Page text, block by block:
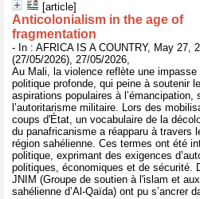
[article]
Anticolonialism in the age of
fragmentation
- In : AFRICA IS A COUNTRY, May 27,
(27/05/2026), 27/05/2026,
Au Mali, la violence reflète une impasse
politique profonde, qui peine à soutenir
aspirations populaires à l’émancipation,
l’autoritarisme militaire. Lors des
coups d'État, un vocabulaire de la
du panafricanisme a réapparu à travers
région sahélienne. Ces termes ont été
politique, exprimant des exigences
politiques, économiques et de sécurité.
JNIM (Groupe de soutien à l'islam et
sahélienne d’Al-Qaïda) ont pu s’ancrer